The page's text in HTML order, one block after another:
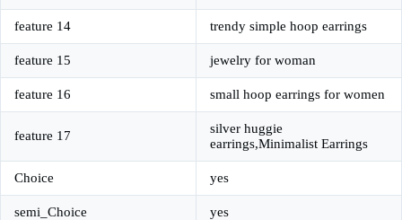
feature 14 trendy simple hoop earrings
feature 15 jewelry for woman
feature 16 small hoop earrings for women
feature 17
silver huggie
earrings,Minimalist Earrings
Choice yes
semi_Choice yes